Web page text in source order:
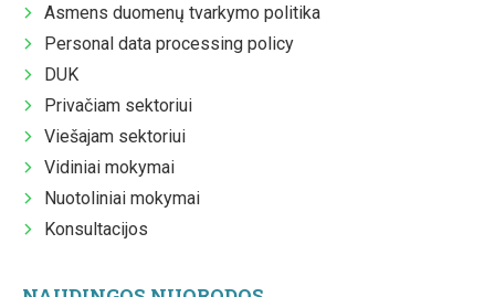
Asmens duomenų tvarkymo politika
Personal data processing policy
DUK
Privačiam sektoriui
Viešajam sektoriui
Vidiniai mokymai
Nuotoliniai mokymai
Konsultacijos